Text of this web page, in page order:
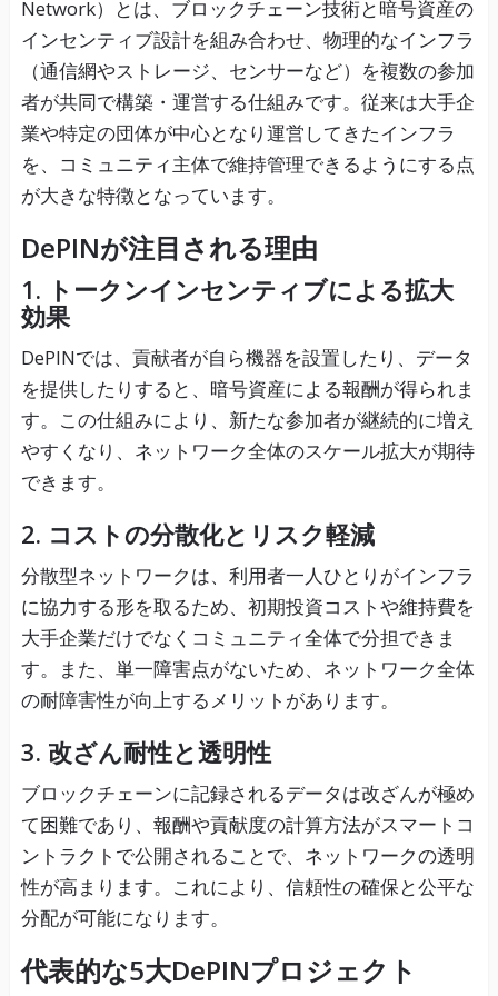
Network）とは、ブロックチェーン技術と暗号資産の
インセンティブ設計を組み合わせ、物理的なインフラ
（通信網やストレージ、センサーなど）を複数の参加
者が共同で構築・運営する仕組みです。従来は大手企
業や特定の団体が中心となり運営してきたインフラ
を、コミュニティ主体で維持管理できるようにする点
が大きな特徴となっています。
DePINが注目される理由
1. トークンインセンティブによる拡大
効果
DePINでは、貢献者が自ら機器を設置したり、データ
を提供したりすると、暗号資産による報酬が得られま
す。この仕組みにより、新たな参加者が継続的に増え
やすくなり、ネットワーク全体のスケール拡大が期待
できます。
2. コストの分散化とリスク軽減
分散型ネットワークは、利用者一人ひとりがインフラ
に協力する形を取るため、初期投資コストや維持費を
大手企業だけでなくコミュニティ全体で分担できま
す。また、単一障害点がないため、ネットワーク全体
の耐障害性が向上するメリットがあります。
3. 改ざん耐性と透明性
ブロックチェーンに記録されるデータは改ざんが極め
て困難であり、報酬や貢献度の計算方法がスマートコ
ントラクトで公開されることで、ネットワークの透明
性が高まります。これにより、信頼性の確保と公平な
分配が可能になります。
代表的な5大DePINプロジェクト